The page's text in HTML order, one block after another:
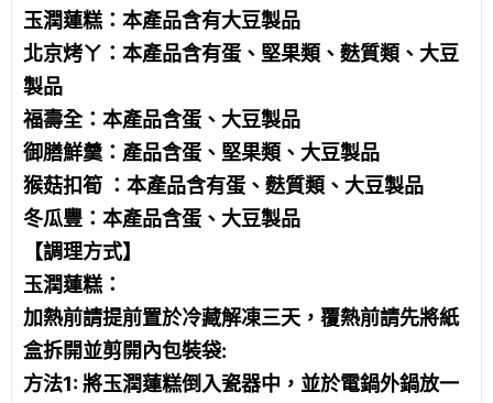
玉潤蓮糕：本產品含有大豆製品
北京烤ㄚ：本產品含有蛋、堅果類、麩質類、大豆
製品
福壽全：本產品含蛋、大豆製品
御膳鮮羹：產品含蛋、堅果類、大豆製品
猴菇扣筍 ：本產品含有蛋、麩質類、大豆製品
冬瓜豐：本產品含蛋、大豆製品
【調理方式】
玉潤蓮糕：
加熱前請提前置於冷藏解凍三天，覆熱前請先將紙
盒拆開並剪開內包裝袋:
方法1: 將玉潤蓮糕倒入瓷器中，並於電鍋外鍋放一